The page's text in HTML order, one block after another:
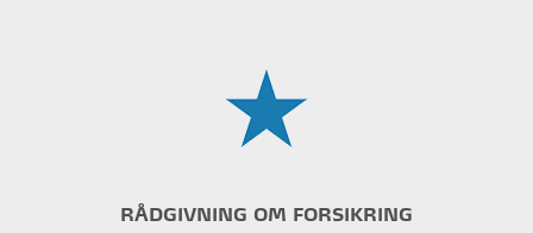
RÅDGIVNING OM FORSIKRING